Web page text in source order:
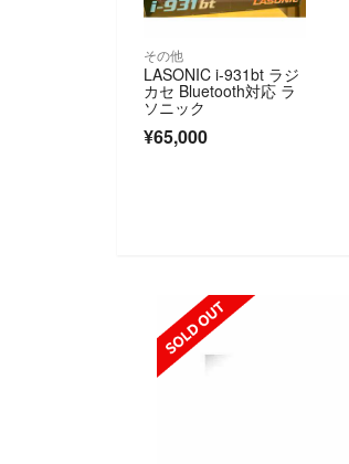
その他
LASONIC i-931bt ラジ
カセ Bluetooth対応 ラ
ソニック
¥65,000